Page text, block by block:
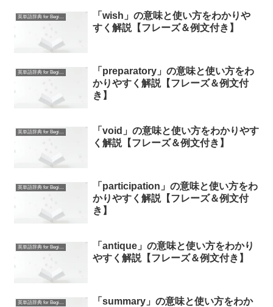
英単語辞典 for Beginners
「wish」の意味と使い方をわかりや
すく解説【フレーズ＆例文付き】
英単語辞典 for Beginners
「preparatory」の意味と使い方をわ
かりやすく解説【フレーズ＆例文付
き】
英単語辞典 for Beginners
「void」の意味と使い方をわかりやす
く解説【フレーズ＆例文付き】
英単語辞典 for Beginners
「participation」の意味と使い方をわ
かりやすく解説【フレーズ＆例文付
き】
英単語辞典 for Beginners
「antique」の意味と使い方をわかり
やすく解説【フレーズ＆例文付き】
英単語辞典 for Beginners
「summary」の意味と使い方をわか